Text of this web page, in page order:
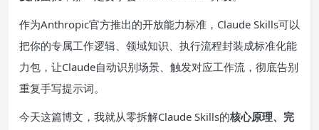
作为Anthropic官方推出的开放能力标准，Claude Skills可以
把你的专属工作逻辑、领域知识、执行流程封装成标准化能
力包，让Claude自动识别场景、触发对应工作流，彻底告别
重复手写提示词。
今天这篇博文，我就从零拆解Claude Skills的核心原理、完